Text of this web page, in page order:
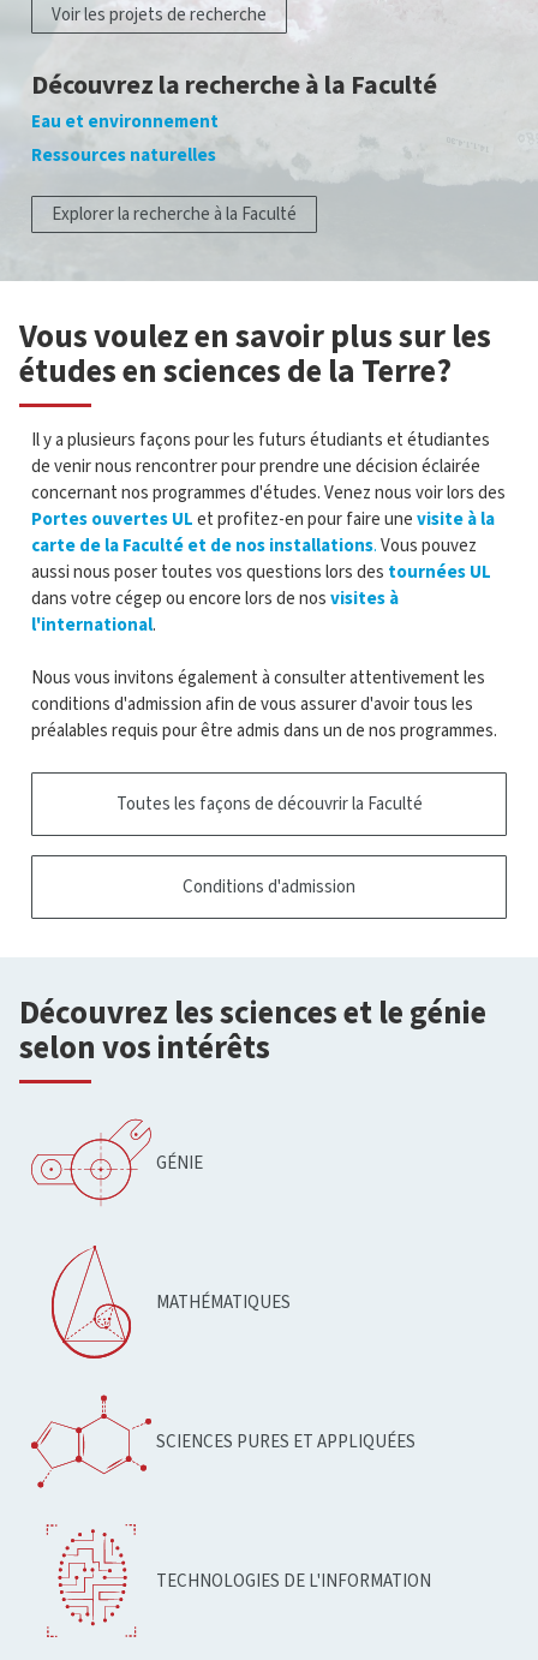
Voir les projets de recherche
Découvrez la recherche à la Faculté
Eau et environnement
Ressources naturelles
Explorer la recherche à la Faculté
Vous voulez en savoir plus sur les
études en sciences de la Terre?
Il y a plusieurs façons pour les futurs étudiants et étudiantes
de venir nous rencontrer pour prendre une décision éclairée
concernant nos programmes d'études. Venez nous voir lors des
Portes ouvertes UL et profitez-en pour faire une visite à la
carte de la Faculté et de nos installations. Vous pouvez
aussi nous poser toutes vos questions lors des tournées UL
dans votre cégep ou encore lors de nos visites à
l'international.
Nous vous invitons également à consulter attentivement les
conditions d'admission afin de vous assurer d'avoir tous les
préalables requis pour être admis dans un de nos programmes.
Toutes les façons de découvrir la Faculté
Conditions d'admission
Découvrez les sciences et le génie
selon vos intérêts
GÉNIE
MATHÉMATIQUES
SCIENCES PURES ET APPLIQUÉES
TECHNOLOGIES DE L'INFORMATION